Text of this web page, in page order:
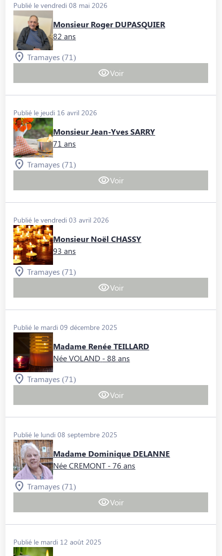
Publié le vendredi 08 mai 2026
Monsieur Roger DUPASQUIER
82 ans
Tramayes (71)
Voir
Publié le jeudi 16 avril 2026
Monsieur Jean-Yves SARRY
71 ans
Tramayes (71)
Voir
Publié le vendredi 03 avril 2026
Monsieur Noël CHASSY
93 ans
Tramayes (71)
Voir
Publié le mardi 09 décembre 2025
Madame Renée TEILLARD
Née VOLAND - 88 ans
Tramayes (71)
Voir
Publié le lundi 08 septembre 2025
Madame Dominique DELANNE
Née CREMONT - 76 ans
Tramayes (71)
Voir
Publié le mardi 12 août 2025